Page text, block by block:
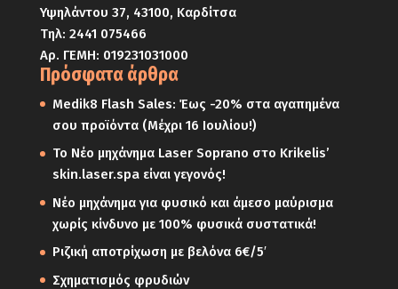
Υψηλάντου 37, 43100, Καρδίτσα
Τηλ: 2441 075466
Αρ. ΓΕΜΗ: 019231031000
Πρόσφατα άρθρα
Medik8 Flash Sales: Έως -20% στα αγαπημένα
σου προϊόντα (Μέχρι 16 Ιουλίου!)
Το Νέο μηχάνημα Laser Soprano στο Krikelis’
skin.laser.spa είναι γεγονός!
Νέο μηχάνημα για φυσικό και άμεσο μαύρισμα
χωρίς κίνδυνο με 100% φυσικά συστατικά!
Ριζική αποτρίχωση με βελόνα 6€/5′
Σχηματισμός φρυδιών